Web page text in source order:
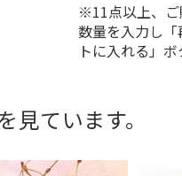
※11点以上、ご
数量を入力し
トに入れる」
ています。